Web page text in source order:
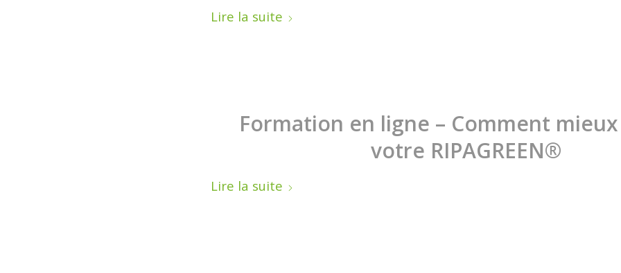
Lire la suite
Formation en ligne – Comment
votre RIPAGREEN®
Lire la suite